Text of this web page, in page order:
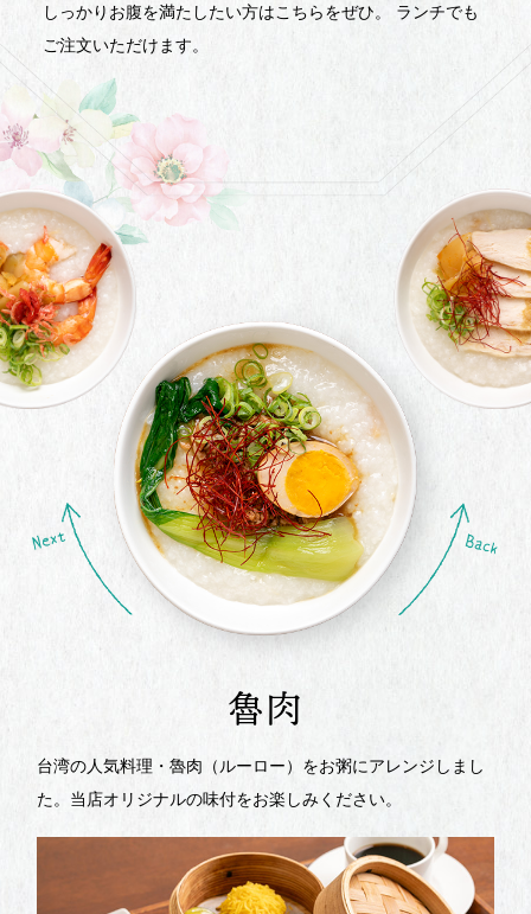
しっかりお腹を満たしたい方はこちらをぜひ。 ランチでも
ご注文いただけます。
魯肉
台湾の人気料理・魯肉（ルーロー）をお粥にアレンジしまし
た。当店オリジナルの味付をお楽しみください。